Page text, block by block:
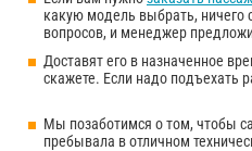
какую модель выбрать, ничего
вопросов, и менеджер
Доставят его в назначенное
скажете. Если надо подъехать
Мы позаботимся о том, чтобы
пребывала в отличном